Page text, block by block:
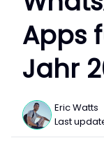
Apps
Jahr
Eric Watts
Last